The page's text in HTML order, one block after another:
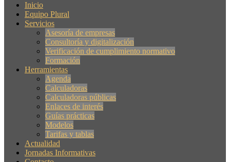
Inicio
Equipo Plural
Servicios
Asesoría de empresas
Consultoría y digitalización
Verificación de cumplimiento normativo
Formación
Herramientas
Agenda
Calculadoras
Calculadoras públicas
Enlaces de interés
Guías prácticas
Modelos
Tarifas y tablas
Actualidad
Jornadas Informativas